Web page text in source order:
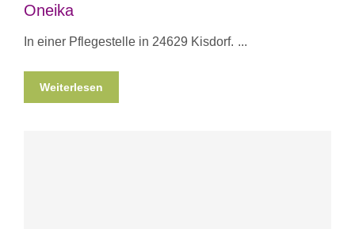
Oneika
In einer Pflegestelle in 24629 Kisdorf.
Weiterlesen